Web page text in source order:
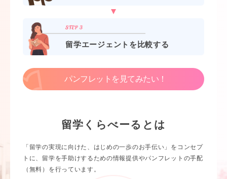
留学エージェントを比較する
パンフレットを見てみたい！
留学くらべーるとは
「留学の実現に向けた、はじめの一歩のお手伝い」をコンセプ
トに、留学を手助けするための情報提供やパンフレットの手配
（無料）を行っています。